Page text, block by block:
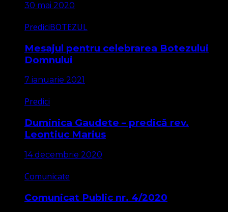
30 mai 2020
PrediciBOTEZUL
Mesajul pentru celebrarea Botezului
Domnului
7 ianuarie 2021
Predici
Duminica Gaudete – predică rev.
Leontiuc Marius
14 decembrie 2020
Comunicate
Comunicat Public nr. 4/2020